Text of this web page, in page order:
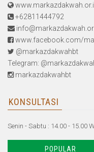
+62811444792
www.facebook.com/
@markazdakwahbt
Telegram:
markazdakwahbt
KONSULTASI
Senin - Sabtu : 14.00 - 15.00
POPULAR